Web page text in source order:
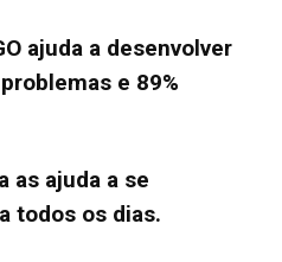
ajuda a desenvolver
e 89%
as ajuda a se
todos os dias.